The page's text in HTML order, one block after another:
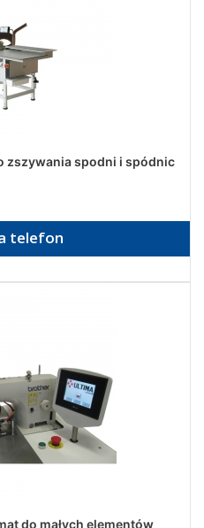
zszywania spodni i spódnic
telefon
do małych elementów